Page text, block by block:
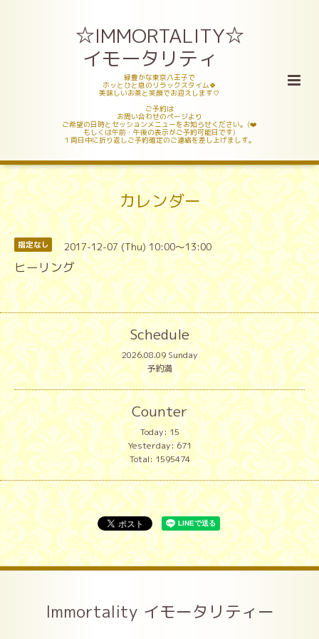
☆IMMORTALITY☆
イモータリティ
緑豊かな東京八王子で
ホッとひと息のリラックスタイム🍀
美味しいお茶と笑顔でお迎えします♡
ご予約は
お問い合わせのページより
ご希望の日時とセッションメニューをお知らせください。(❤️
もしくは午前・午後の表示がご予約可能日です)
１両日中に折り返しご予約確定のご連絡を差し上げましす。
カレンダー
指定なし 2017-12-07 (Thu) 10:00～13:00
ヒーリング
Schedule
2026.08.09 Sunday
予約満
Counter
Today: 15
Yesterday:671
Total:1595474
Immortality イモータリティー